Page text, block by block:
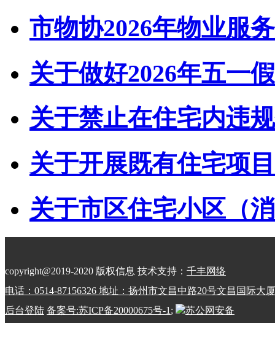
市物协2026年物业服
关于做好2026年五一
关于禁止在住宅内违
关于开展既有住宅项
关于市区住宅小区（
copyright@2019-2020 版权信息 技术支持： 千丰网络
电话：0514-87156326 地址：扬州市文昌中路20号文昌国际大厦
后台登陆 备案号:苏ICP备20000675号-1;
苏公网安备